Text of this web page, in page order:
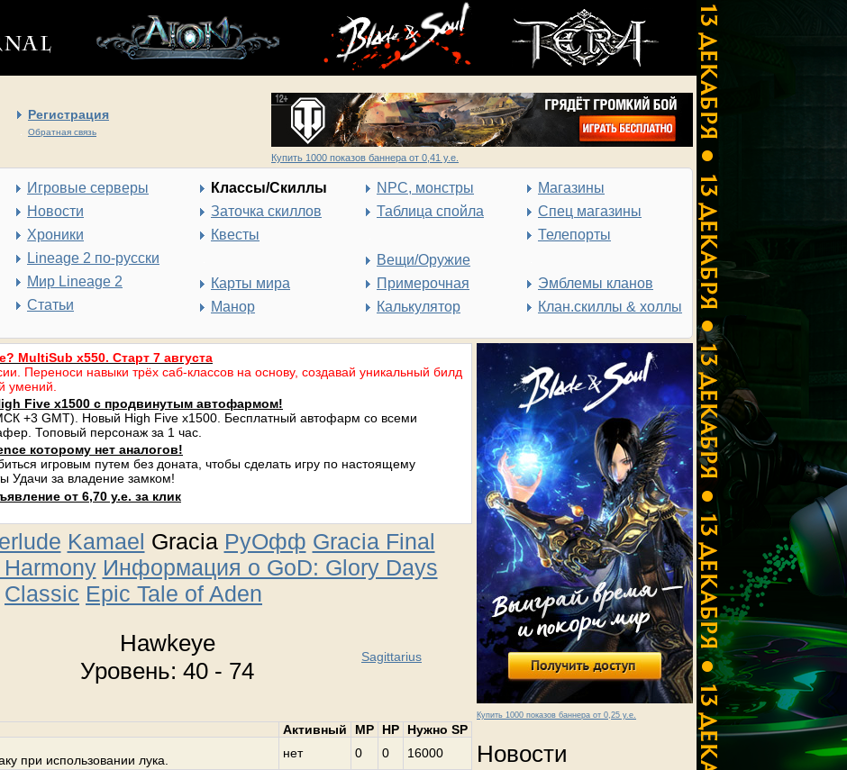
Регистрация
Обратная связь
Купить 1000 показов баннера от 0,41 у.е.
Игровые серверы
Новости
Хроники
Lineage 2 по-русски
Мир Lineage 2
Статьи
Классы/Скиллы
Заточка скиллов
Квесты
Карты мира
Манор
NPC, монстры
Таблица спойла
Вещи/Оружие
Примерочная
Калькулятор
Магазины
Спец магазины
Телепорты
Эмблемы кланов
Клан.скиллы & холлы
Купить 1000 показов баннера от 0,25 у.е.
Новости
MultiSub x550. Старт 7 августа
Переноси навыки трёх саб-классов на основу, создавай уникальный билд
умений.
Five x1500 с продвинутым автофармом!
+3 GMT). Новый High Five x1500. Бесплатный автофарм со всеми
Топовый персонаж за 1 час.
которому нет аналогов!
игровым путем без доната, чтобы сделать игру по настоящему
Удачи за владение замком!
от 6,70 у.е. за клик
Kamael Gracia РуОфф Gracia Final
Информация о GoD: Glory Days
Classic Epic Tale of Aden
Hawkeye
Уровень: 40 - 74
Sagittarius
Активный MP HP
Нужно SP
при использовании лука.
нет 0 0
16000